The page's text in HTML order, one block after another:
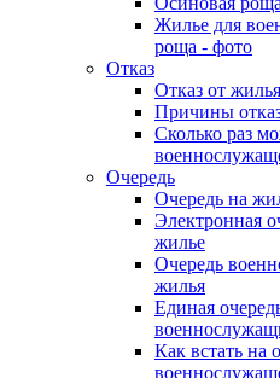
Жилье для
роща - фото
Отказ
Отказ от
Причины
Сколько раз
Очередь
Очередь на
Электронная
жилье
Очередь
жилья
Единая
Как встать на